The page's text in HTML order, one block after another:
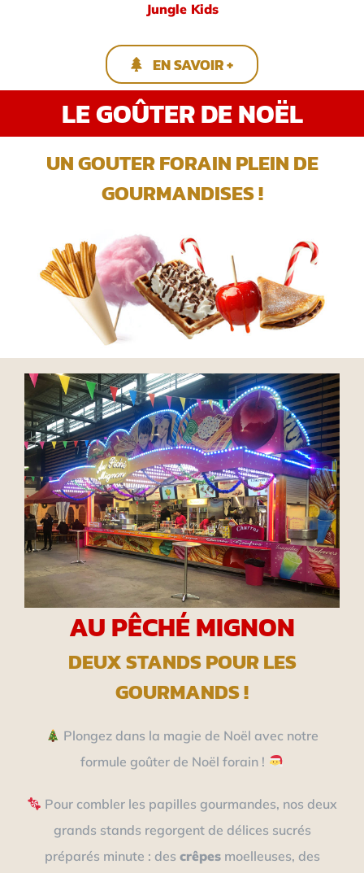
Jungle Kids
EN SAVOIR +
LE GOÛTER DE NOËL
UN GOUTER FORAIN PLEIN DE
GOURMANDISES !
AU PÊCHÉ MIGNON
DEUX STANDS POUR LES
GOURMANDS !
Plongez dans la magie de Noël avec notre
formule goûter de Noël forain !
Pour combler les papilles gourmandes, nos deux
grands stands regorgent de délices sucrés
préparés minute : des crêpesmoelleuses, des